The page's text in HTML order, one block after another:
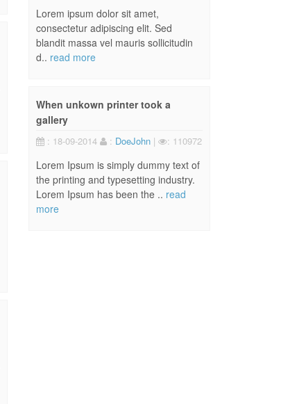
Lorem ipsum dolor sit amet,
consectetur adipiscing elit. Sed
blandit massa vel mauris sollicitudin
d.. read more
When unkown printer took a
gallery
: 18-09-2014 : DoeJohn| : 110972
Lorem Ipsum is simply dummy text of
the printing and typesetting industry.
Lorem Ipsum has been the .. read
more